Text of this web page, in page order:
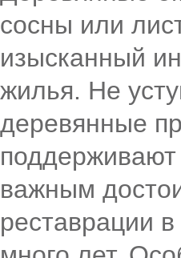
сосны или
изысканный
жилья. Не
деревянные
важным
реставрации